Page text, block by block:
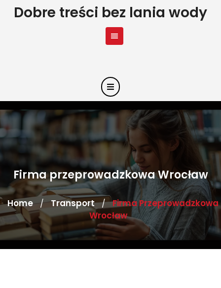
SkipDobre treści bez lania wody
Firma przeprowadzkowa Wrocław
Home / Transport / Firma Przeprowadzkowa
Wrocław